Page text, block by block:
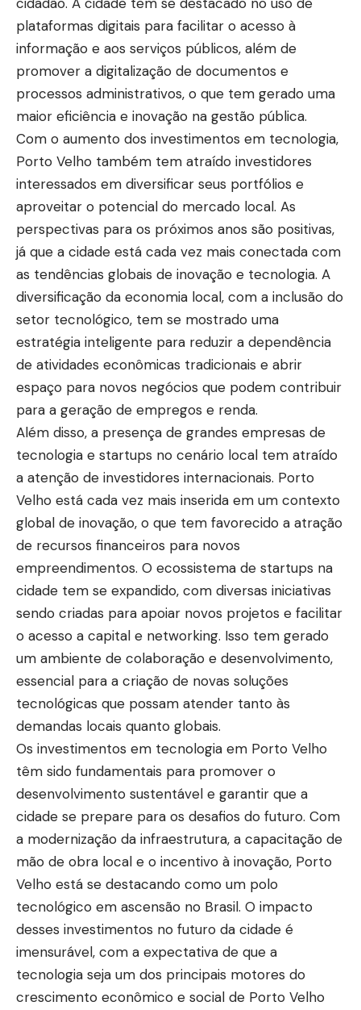
cidadão. A cidade tem se destacado no uso de
plataformas digitais para facilitar o acesso à
informação e aos serviços públicos, além de
promover a digitalização de documentos e
processos administrativos, o que tem gerado uma
maior eficiência e inovação na gestão pública.
Com o aumento dos investimentos em tecnologia,
Porto Velho também tem atraído investidores
interessados em diversificar seus portfólios e
aproveitar o potencial do mercado local. As
perspectivas para os próximos anos são positivas,
já que a cidade está cada vez mais conectada com
as tendências globais de inovação e tecnologia. A
diversificação da economia local, com a inclusão do
setor tecnológico, tem se mostrado uma
estratégia inteligente para reduzir a dependência
de atividades econômicas tradicionais e abrir
espaço para novos negócios que podem contribuir
para a geração de empregos e renda.
Além disso, a presença de grandes empresas de
tecnologia e startups no cenário local tem atraído
a atenção de investidores internacionais. Porto
Velho está cada vez mais inserida em um contexto
global de inovação, o que tem favorecido a atração
de recursos financeiros para novos
empreendimentos. O ecossistema de startups na
cidade tem se expandido, com diversas iniciativas
sendo criadas para apoiar novos projetos e facilitar
o acesso a capital e networking. Isso tem gerado
um ambiente de colaboração e desenvolvimento,
essencial para a criação de novas soluções
tecnológicas que possam atender tanto às
demandas locais quanto globais.
Os investimentos em tecnologia em Porto Velho
têm sido fundamentais para promover o
desenvolvimento sustentável e garantir que a
cidade se prepare para os desafios do futuro. Com
a modernização da infraestrutura, a capacitação de
mão de obra local e o incentivo à inovação, Porto
Velho está se destacando como um polo
tecnológico em ascensão no Brasil. O impacto
desses investimentos no futuro da cidade é
imensurável, com a expectativa de que a
tecnologia seja um dos principais motores do
crescimento econômico e social de Porto Velho